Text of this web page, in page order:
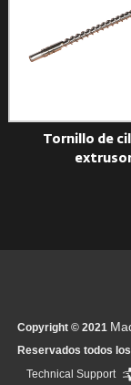
Tornillo de cilindro
extrusor
Copyright © 2021
Reservados todos
Technical Support ：